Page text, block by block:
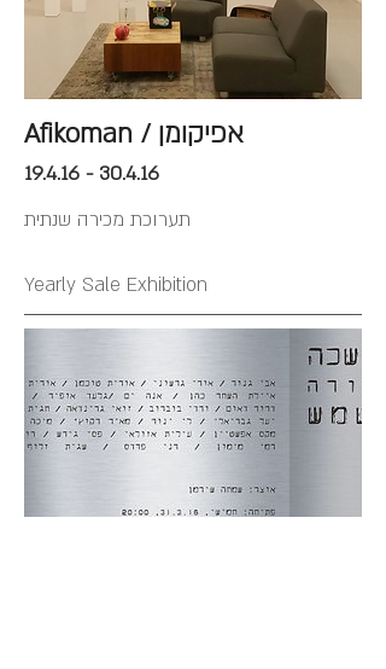
Afikoman / אפיקומן
19.4.16 - 30.4.16
Yearly Sale Exhibition